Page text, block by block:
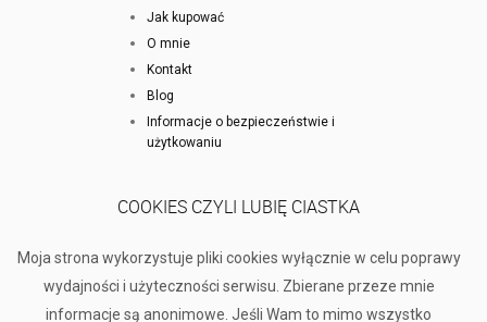
Jak kupować
O mnie
Kontakt
Blog
Informacje o bezpieczeństwie i
użytkowaniu
COOKIES CZYLI LUBIĘ CIASTKA
Moja strona wykorzystuje pliki cookies wyłącznie w celu poprawy
wydajności i użyteczności serwisu. Zbierane przeze mnie
informacje są anonimowe. Jeśli Wam to mimo wszystko